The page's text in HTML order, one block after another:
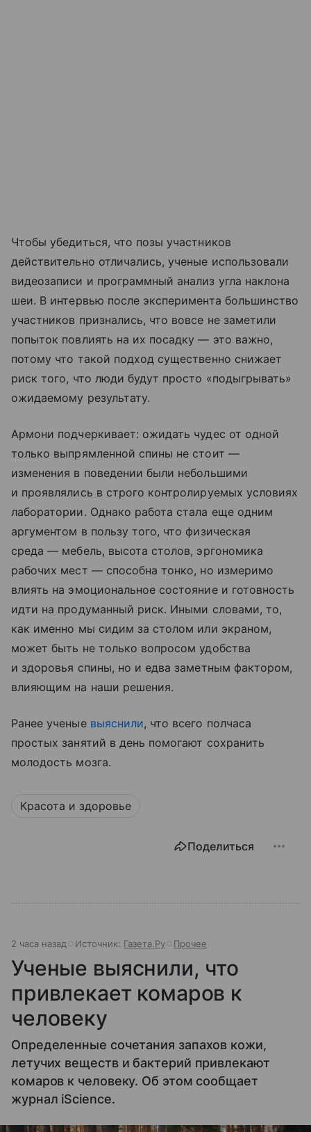
Чтобы убедиться, что позы участников
действительно отличались, ученые использовали
видеозаписи и программный анализ угла наклона
шеи. В интервью после эксперимента большинство
участников признались, что вовсе не заметили
попыток повлиять на их посадку — это важно,
потому что такой подход существенно снижает
риск того, что люди будут просто «подыгрывать»
ожидаемому результату.
Армони подчеркивает: ожидать чудес от одной
только выпрямленной спины не стоит —
изменения в поведении были небольшими
и проявлялись в строго контролируемых условиях
лаборатории. Однако работа стала еще одним
аргументом в пользу того, что физическая
среда — мебель, высота столов, эргономика
рабочих мест — способна тонко, но измеримо
влиять на эмоциональное состояние и готовность
идти на продуманный риск. Иными словами, то,
как именно мы сидим за столом или экраном,
может быть не только вопросом удобства
и здоровья спины, но и едва заметным фактором,
влияющим на наши решения.
Ранее ученые выяснили, что всего полчаса
простых занятий в день помогают сохранить
молодость мозга.
Красота и здоровье
Поделиться
2 часа назад Источник: Газета.Ру Прочее
Ученые выяснили, что
привлекает комаров к
человеку
Определенные сочетания запахов кожи,
летучих веществ и бактерий привлекают
комаров к человеку. Об этом сообщает
журнал iScience.